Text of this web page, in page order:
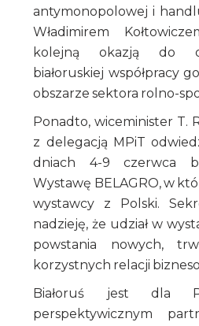
antymonopolowej i
Władimirem
kolejną okazją do
białoruskiej współpracy
obszarze sektora rolno-
Ponadto, wiceminister T.
z delegacją MPiT
dniach 4-9 czerwca
Wystawę BELAGRO, w
wystawcy z Polski.
nadzieję, że udział w
powstania nowych,
korzystnych relacji
Białoruś jest dla
perspektywicznym